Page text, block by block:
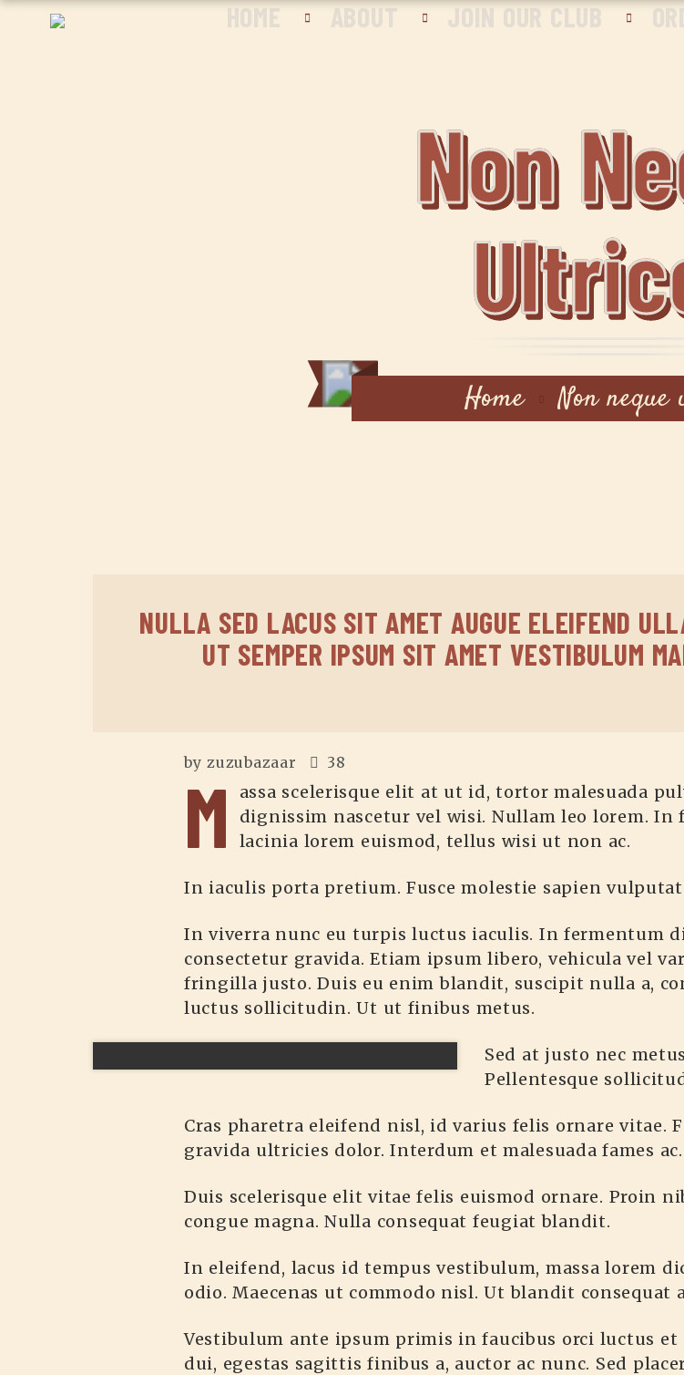
HOME ABOUT JOIN OUR CLUB
Non
Home Non
NULLA SED LACUS SIT AMET AUGUE ELEIFEND
UT SEMPER IPSUM SIT AMET VESTIBULUM
by zuzubazaar 38
M
assa scelerisque elit at ut id, tortor malesuada
dignissim nascetur vel wisi. Nullam leo lorem. In
lacinia lorem euismod, tellus wisi ut non ac.
In iaculis porta pretium. Fusce molestie sapien
In viverra nunc eu turpis luctus iaculis. In fermentum
consectetur gravida. Etiam ipsum libero, vehicula vel
fringilla justo. Duis eu enim blandit, suscipit nulla a,
luctus sollicitudin. Ut ut finibus metus.
Sed at justo nec
Pellentesque
Cras pharetra eleifend nisl, id varius felis ornare vitae.
gravida ultricies dolor. Interdum et malesuada fames ac.
Duis scelerisque elit vitae felis euismod ornare. Proin
congue magna. Nulla consequat feugiat blandit.
In eleifend, lacus id tempus vestibulum, massa lorem
odio. Maecenas ut commodo nisl. Ut blandit consequat
Vestibulum ante ipsum primis in faucibus orci luctus
dui, egestas sagittis finibus a, auctor ac nunc. Sed